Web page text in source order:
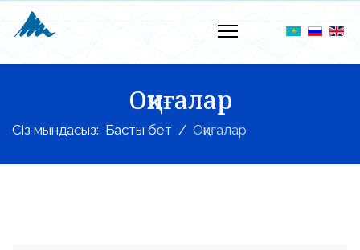
Оқиғалар
Сіз мындасыз: Басты бет Оқиғалар